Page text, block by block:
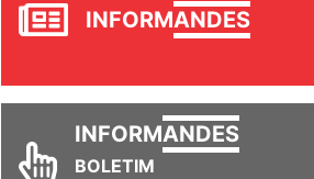
INFORMANDES
INFORMANDES
BOLETIM